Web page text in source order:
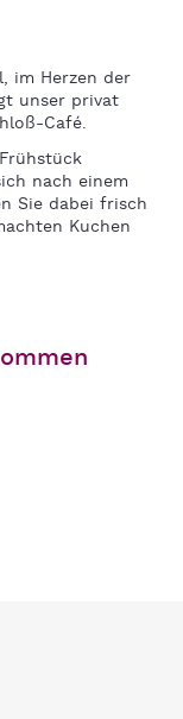
im Herzen der
unser privat
Café.
nach einem
Sie dabei frisch
Kuchen